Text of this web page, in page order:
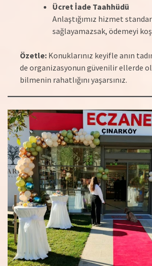
Ücret İade Taahhüdü
Anlaştığımız hizmet
sağlayamazsak, ödemeyi
Özetle: Konuklarınız keyifle anın
de organizasyonun güvenilir ellerde
bilmenin rahatlığını yaşarsınız.